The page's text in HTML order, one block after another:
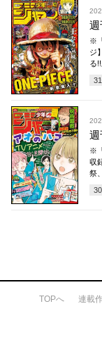
週
※
ジ
る
週
※
収
祭
TOPへ 連載